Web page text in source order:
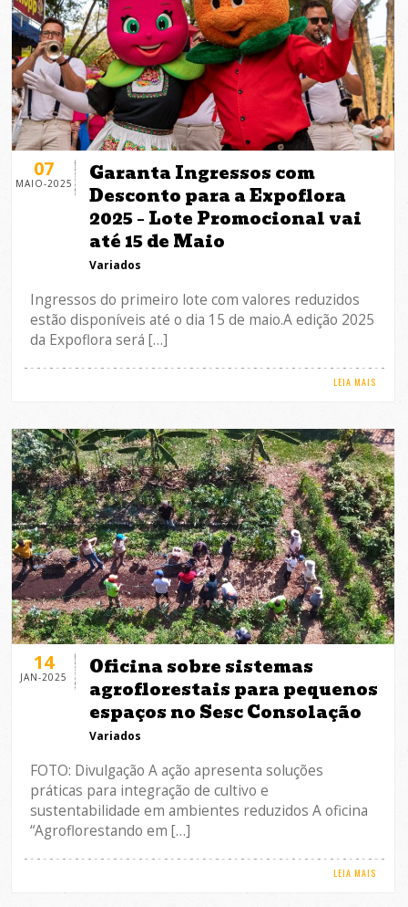
07
MAIO-2025
Garanta Ingressos com
Desconto para a Expoflora
2025 – Lote Promocional vai
até 15 de Maio
Variados
Ingressos do primeiro lote com valores reduzidos
estão disponíveis até o dia 15 de maio.A edição 2025
da Expoflora será […]
LEIA MAIS
14
JAN-2025
Oficina sobre sistemas
agroflorestais para pequenos
espaços no Sesc Consolação
Variados
FOTO: Divulgação A ação apresenta soluções
práticas para integração de cultivo e
sustentabilidade em ambientes reduzidos A oficina
“Agroflorestando em […]
LEIA MAIS